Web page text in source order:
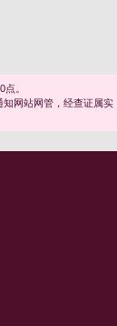
。
网站网管，经查证属实